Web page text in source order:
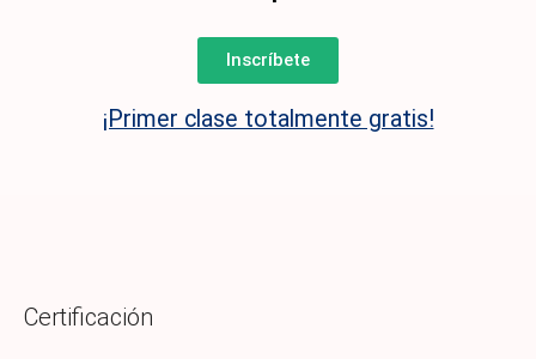
Inscríbete
¡Primer clase totalmente gratis!
Certificación